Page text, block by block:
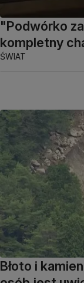
"Podwórko
kompletny
ŚWIAT
Błoto i